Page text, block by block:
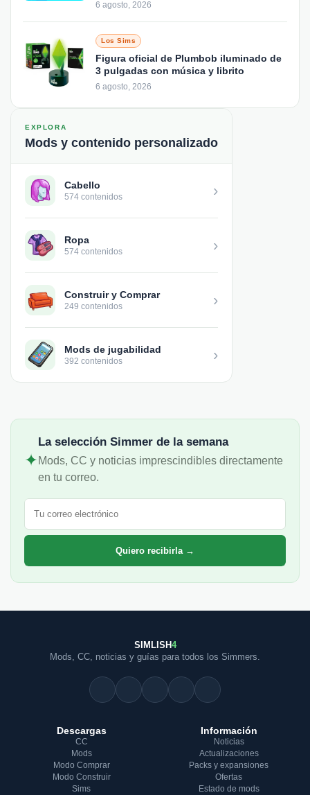
6 agosto, 2026
Los Sims
Figura oficial de Plumbob iluminado de
3 pulgadas con música y librito
6 agosto, 2026
EXPLORA
Mods y contenido personalizado
Cabello
574 contenidos ›
Ropa
574 contenidos ›
Construir y Comprar
249 contenidos ›
Mods de jugabilidad
392 contenidos ›
✦
La selección Simmer de la semana
Mods, CC y noticias imprescindibles directamente
en tu correo.
Correo electrónico
Quiero recibirla →
SIMLISH4
Mods, CC, noticias y guías para todos los Simmers.
Descargas
CC
Mods
Modo Comprar
Modo Construir
Sims
Información
Noticias
Actualizaciones
Packs y expansiones
Ofertas
Estado de mods